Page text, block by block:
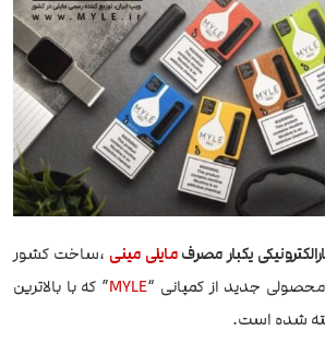
یکبار مصرفمایلی مینی ،ساخت کشور
جدید از کمپانی “MYLE” که با بالاترین
شده است.